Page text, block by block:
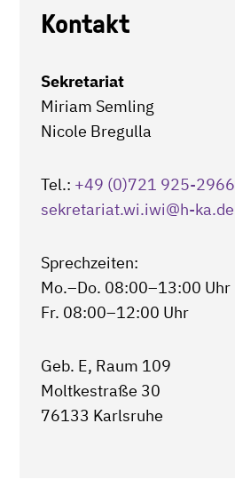
Kontakt
Sekretariat
Miriam Semling
Nicole Bregulla
Tel.: +49 (0)721 925-2966
sekretariat.wi.iwi@h-ka.de
Sprechzeiten:
Mo.–Do. 08:00–13:00 Uhr
Fr. 08:00–12:00 Uhr
Geb. E, Raum 109
Moltkestraße 30
76133 Karlsruhe